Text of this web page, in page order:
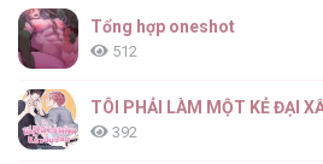
Tổng hợp oneshot
512
TÔI PHẢI LÀM MỘT KẺ ĐẠI
392